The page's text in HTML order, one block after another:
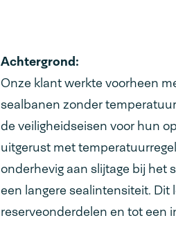
Achtergrond:
Onze klant werkte voorheen
sealbanen zonder
de veiligheidseisen voor hun
uitgerust met
onderhevig aan slijtage bij het
een langere sealintensiteit. Dit
reserveonderdelen en tot een